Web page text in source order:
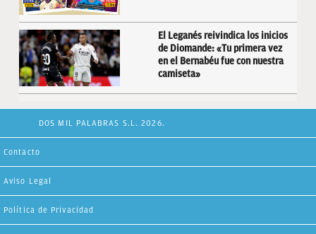
El Leganés reivindica los inicios
de Diomande: «Tu primera vez
en el Bernabéu fue con nuestra
camiseta»
DOS MIL PALABRAS S.L. 2026.
Contacto
Aviso Legal
Política de Privacidad